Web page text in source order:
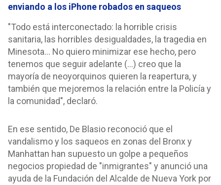
enviando a los iPhone robados en saqueos
"Todo está interconectado: la horrible crisis
sanitaria, las horribles desigualdades, la tragedia en
Minesota... No quiero minimizar ese hecho, pero
tenemos que seguir adelante (...) creo que la
mayoría de neoyorquinos quieren la reapertura, y
también que mejoremos la relación entre la Policía y
la comunidad", declaró.
En ese sentido, De Blasio reconoció que el
vandalismo y los saqueos en zonas del Bronx y
Manhattan han supuesto un golpe a pequeños
negocios propiedad de "inmigrantes" y anunció una
ayuda de la Fundación del Alcalde de Nueva York por